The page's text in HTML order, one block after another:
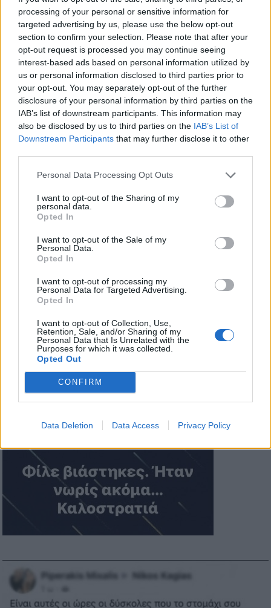
processing of your personal or sensitive information for
targeted advertising by us, please use the below opt-out
section to confirm your selection. Please note that after your
opt-out request is processed you may continue seeing
interest-based ads based on personal information utilized by
us or personal information disclosed to third parties prior to
your opt-out. You may separately opt-out of the further
disclosure of your personal information by third parties on the
IAB’s list of downstream participants. This information may
also be disclosed by us to third parties on the IAB’s List of
Downstream Participants that may further disclose it to other
Personal Data Processing Opt Outs
I want to opt-out of the Sharing of my
personal data.
Opted In
I want to opt-out of the Sale of my
Personal Data.
Opted In
I want to opt-out of processing my
Personal Data for Targeted Advertising.
Opted In
I want to opt-out of Collection, Use,
Retention, Sale, and/or Sharing of my
Personal Data that Is Unrelated with the
Purposes for which it was collected.
Opted Out
CONFIRM
Data Deletion Data Access Privacy Policy
προσθέτοντας μάλιστα πως γίνονται
ενέργειες και εκστρατείες
προκειμένου να σταματήσει το
συγκεκριμένο «έθιμο» που αρκετές
φορές έχει βυθίσει στο πένθος την
Κρήτη.